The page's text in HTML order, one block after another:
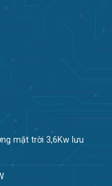
mặt trời 3,6Kw lưu